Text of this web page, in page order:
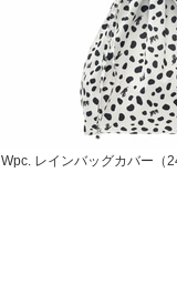
Wpc. レインバッグカバー（